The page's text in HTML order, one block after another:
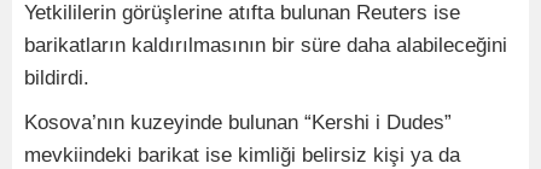
Yetkililerin görüşlerine atıfta bulunan Reuters ise
barikatların kaldırılmasının bir süre daha alabileceğini
bildirdi.
Kosova’nın kuzeyinde bulunan “Kershi i Dudes”
mevkiindeki barikat ise kimliği belirsiz kişi ya da